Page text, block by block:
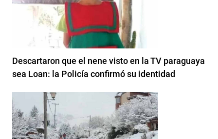
Descartaron que el nene visto en la TV paraguaya
sea Loan: la Policía confirmó su identidad